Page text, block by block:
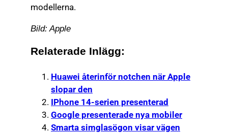
modellerna.
Bild: Apple
Relaterade Inlägg:
Huawei återinför notchen när Apple
slopar den
IPhone 14-serien presenterad
Google presenterade nya mobiler
Smarta simglasögon visar vägen